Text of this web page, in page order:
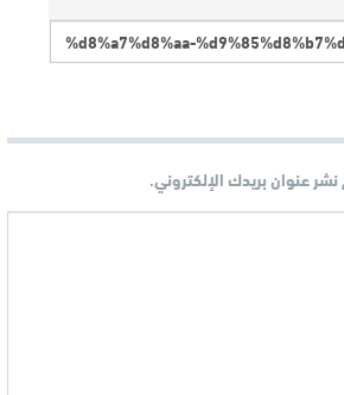
نشر عنوان بريدك الإلكتروني.